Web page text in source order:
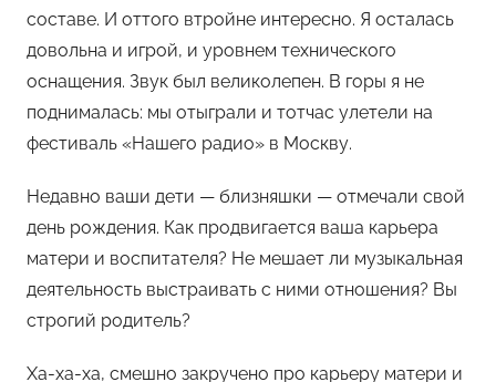
составе. И оттого втройне интересно. Я осталась
довольна и игрой, и уровнем технического
оснащения. Звук был великолепен. В горы я не
поднималась: мы отыграли и тотчас улетели на
фестиваль «Нашего радио» в Москву.
Недавно ваши дети — близняшки — отмечали свой
день рождения. Как продвигается ваша карьера
матери и воспитателя? Не мешает ли музыкальная
деятельность выстраивать с ними отношения? Вы
строгий родитель?
Ха-ха-ха, смешно закручено про карьеру матери и